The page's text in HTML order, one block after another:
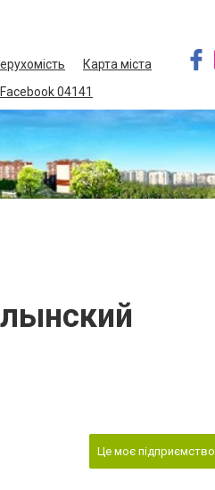
Карта міста
Facebook 04141
Це моє підприємство